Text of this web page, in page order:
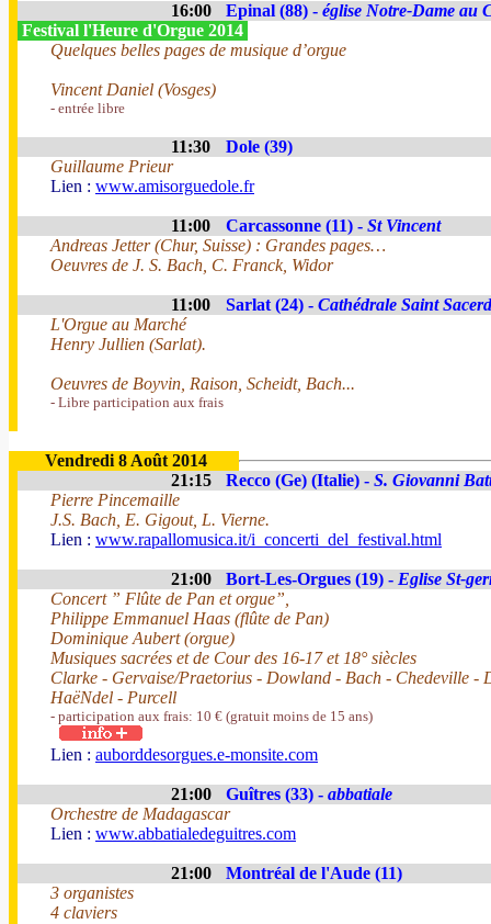
16:00 Epinal (88) - église Notre-Dame au
Festival l'Heure d'Orgue 2014
Quelques belles pages de musique d’orgue
Vincent Daniel (Vosges)
- entrée libre
11:30
Dole (39)
Guillaume Prieur
Lien : www.amisorguedole.fr
11:00 Carcassonne (11) - St Vincent
Andreas Jetter (Chur, Suisse) : Grandes pages…
Oeuvres de J. S. Bach, C. Franck, Widor
11:00 Sarlat (24) - Cathédrale Saint
L'Orgue au Marché
Henry Jullien (Sarlat).
Oeuvres de Boyvin, Raison, Scheidt, Bach...
- Libre participation aux frais
Vendredi 8 Août 2014
21:15
Recco (Ge) (Italie) - S. Giovanni
Pierre Pincemaille
J.S. Bach, E. Gigout, L. Vierne.
Lien : www.rapallomusica.it/i_concerti_del_festival.html
21:00 Bort-Les-Orgues (19) - Eglise St-
Concert ” Flûte de Pan et orgue”,
Philippe Emmanuel Haas (flûte de Pan)
Dominique Aubert (orgue)
Musiques sacrées et de Cour des 16-17 et 18° siècles
Clarke - Gervaise/Praetorius - Dowland - Bach - Chedeville -
HaëNdel - Purcell
- participation aux frais: 10 € (gratuit moins de 15 ans)
Lien : auborddesorgues.e-monsite.com
21:00 Guîtres (33) - abbatiale
Orchestre de Madagascar
Lien : www.abbatialedeguitres.com
21:00
Montréal de l'Aude (11)
3 organistes
4 claviers